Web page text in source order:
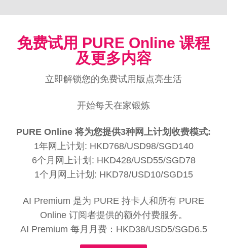
免费试用 PURE Online 课程
及更多内容
立即解锁您的免费试用版点亮生活
开始每天在家锻炼
PURE Online 将为您提供3种网上计划收费模式:
1年网上计划: HKD768/USD98/SGD140
6个月网上计划: HKD428/USD55/SGD78
1个月网上计划: HKD78/USD10/SGD15
AI Premium 是为 PURE 持卡人和所有 PURE
Online 订阅者提供的额外付费服务。
AI Premium 每月月费：HKD38/USD5/SGD6.5